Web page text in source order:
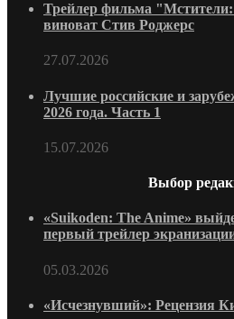
Трейлер фильма
виноват Стив Роджерс
27.07.2026
Лучшие российские и
2026 года. Часть 1
15.07.2026
Выбор
«Suikoden: The Anime»
первый трейлер
05.03.2026
«Исчезнувший»: Рецензия